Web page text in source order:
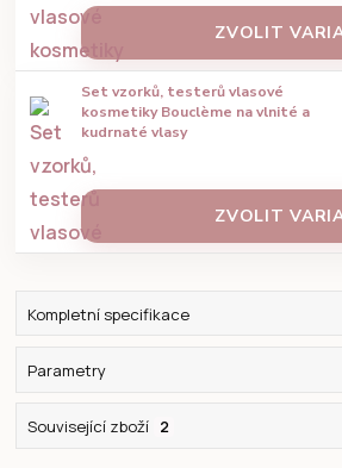
ZVOLIT
Set vzorků, testerů vlasové
kosmetiky Bouclème na vlnité a
kudrnaté vlasy
ZVOLIT
Kompletní specifikace
Parametry
Související zboží 2